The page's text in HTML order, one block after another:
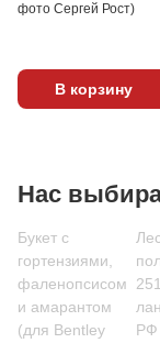
фото Сергей Рост)
В корзину
Нас
Букет с
гортензиями,
фаленопсисом
и амарантом
(для Bentley
251
РФ